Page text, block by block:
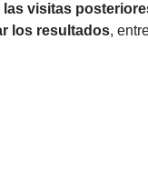
visitas
los resultados,